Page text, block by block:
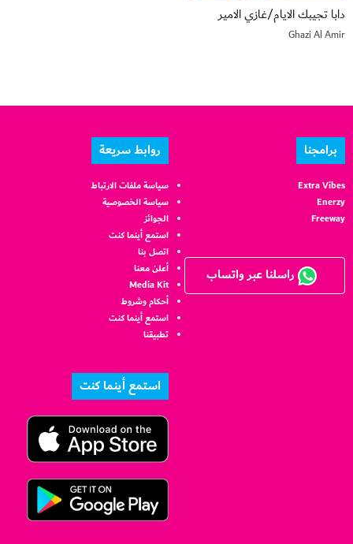
دابا تجيبك الايام/غازي الامير
Ghazi Al Amir
برامجنا
Extra Vibes
Enerzy
Freeway
راسلنا عبر واتساب
روابط سريعة
سياسة ملفات الارتباط
سياسة الخصوصية
الجوائز
استمع أينما كنت
اتصل بنا
أعلن معنا
Media Kit
أحكام وشروط
استمع أينما كنت
تطبيقنا
استمع أينما كنت